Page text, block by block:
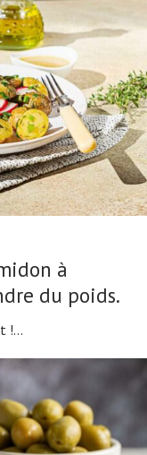
à
du poids.
!...